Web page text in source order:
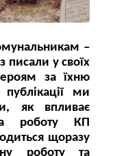
–
у своїх
за їхню
ми
як впливає
роботу КП
щоразу
роботу та